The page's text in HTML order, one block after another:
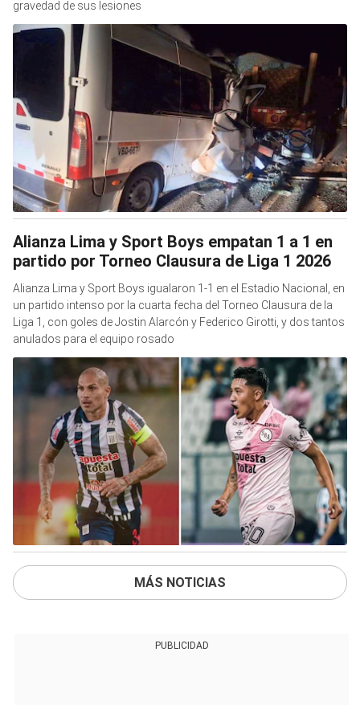
gravedad de sus lesiones
Alianza Lima y Sport Boys empatan 1 a 1 en
partido por Torneo Clausura de Liga 1 2026
Alianza Lima y Sport Boys igualaron 1-1 en el Estadio Nacional, en
un partido intenso por la cuarta fecha del Torneo Clausura de la
Liga 1, con goles de Jostin Alarcón y Federico Girotti, y dos tantos
anulados para el equipo rosado
MÁS NOTICIAS
PUBLICIDAD